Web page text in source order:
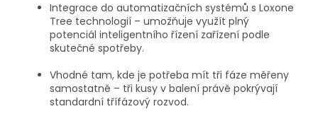
Integrace do automatizačních systémů s Loxone
Tree technologií – umožňuje využít plný
potenciál inteligentního řízení zařízení podle
skutečné spotřeby.
Vhodné tam, kde je potřeba mít tři fáze měřeny
samostatně – tři kusy v balení právě pokrývají
standardní třífázový rozvod.